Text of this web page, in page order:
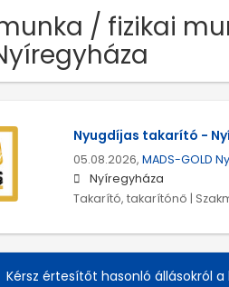
/ fizikai
Nyugdíjas takarító -
05.08.2026, MADS-GOLD
Nyíregyháza
Takarító, takarítónő |
Kérsz értesítőt hasonló állásokról